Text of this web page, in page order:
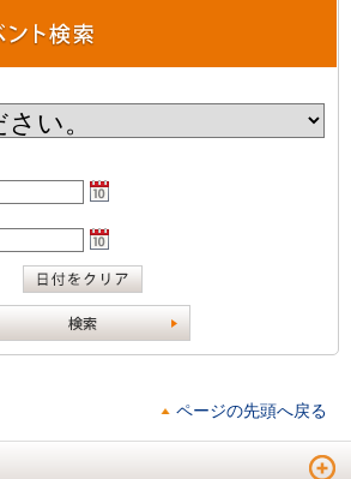
ページの先頭へ戻る